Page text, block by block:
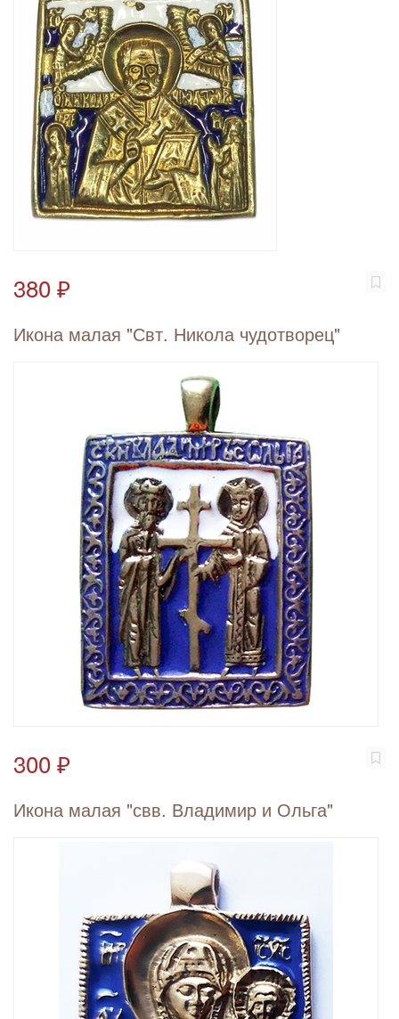
380 ₽
Икона малая "Свт. Никола чудотворец"
300 ₽
Икона малая "свв. Владимир и Ольга"